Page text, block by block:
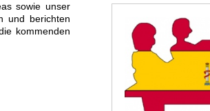
sowie unser
und berichten
kommenden